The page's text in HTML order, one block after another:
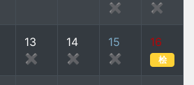
✖
✖
13
✖
14
✖
15
✖
16
桧